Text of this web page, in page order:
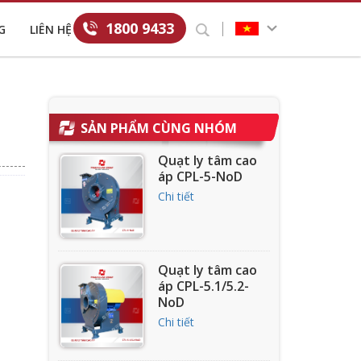
LIÊN HỆ 1800 9433
SẢN PHẨM CÙNG NHÓM
Quạt ly tâm cao
áp CPL-5-NoD
Chi tiết
Quạt ly tâm cao
áp CPL-5.1/5.2-
NoD
Chi tiết